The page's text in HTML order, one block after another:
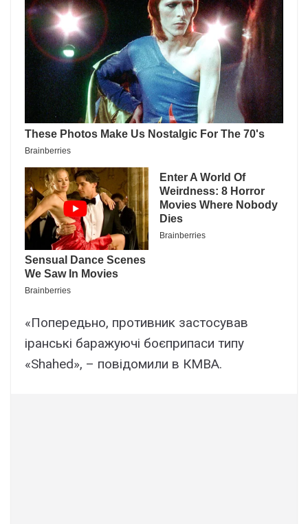
«Попередьно, противник застосував
іранські баражуючі боєприпаси типу
«Shahed», – повідомили в КМВА.